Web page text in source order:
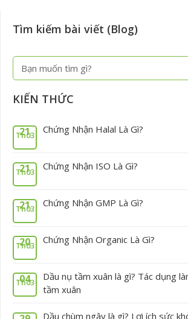
Tìm kiếm bài viết (Blog)
Tìm
kiếm
KIẾN THỨC
21
Th03 Chứng Nhận Halal Là Gì?
21
Th03 Chứng Nhận ISO Là Gì?
21
Th03 Chứng Nhận GMP Là Gì?
20
Th03 Chứng Nhận Organic Là Gì?
04
Th03
Dầu nụ tầm xuân là gì? Tác dụng
tầm xuân
Dầu chùm ngây là gì? Lợi ích sức